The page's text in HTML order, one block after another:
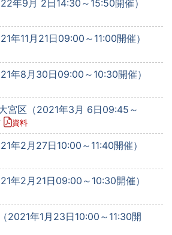
年9月 2日14:30～15:50開催）
年11月21日09:00～11:00開催）
年8月30日09:00～10:30開催）
宮区（2021年3月 6日09:45～
資料
年2月27日10:00～11:40開催）
年2月21日09:00～10:30開催）
2021年1月23日10:00～11:30開